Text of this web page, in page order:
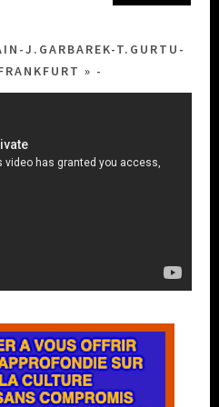
J.GARBAREK-T.GURTU-
»